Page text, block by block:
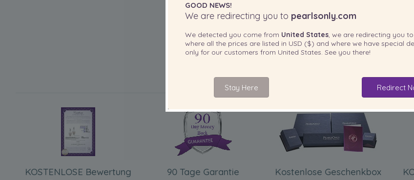
IN IHREM PRODUKT ENTHALTEN
KOSTENLOSE Bewertung
90 Tage Garantie Kostenlose Geschenkbox
GOOD NEWS!
We are redirecting you to pearlsonly.com
We detected you come from United States, we are redirecting you
where all the prices are listed in USD ($) and where we have special
only for our customers from United States. See you there!
Stay Here Redirect